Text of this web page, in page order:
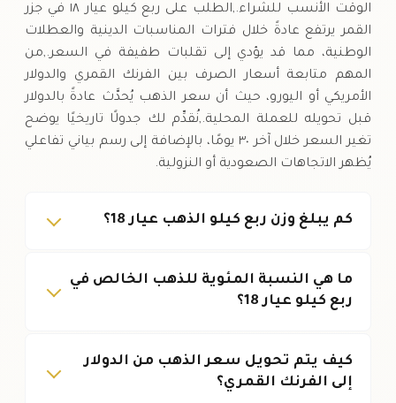
الوقت الأنسب للشراء.,الطلب على ربع كيلو عيار ١٨ في جزر
القمر يرتفع عادةً خلال فترات المناسبات الدينية والعطلات
الوطنية، مما قد يؤدي إلى تقلبات طفيفة في السعر.,من
المهم متابعة أسعار الصرف بين الفرنك القمري والدولار
الأمريكي أو اليورو، حيث أن سعر الذهب يُحدَّث عادةً بالدولار
قبل تحويله للعملة المحلية.,نُقدِّم لك جدولًا تاريخيًا يوضح
تغير السعر خلال آخر ٣٠ يومًا، بالإضافة إلى رسم بياني تفاعلي
يُظهر الاتجاهات الصعودية أو النزولية.
كم يبلغ وزن ربع كيلو الذهب عيار 18؟
ما هي النسبة المئوية للذهب الخالص في
ربع كيلو عيار 18؟
كيف يتم تحويل سعر الذهب من الدولار
إلى الفرنك القمري؟